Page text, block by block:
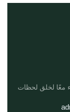
معًا لخلق لحظات